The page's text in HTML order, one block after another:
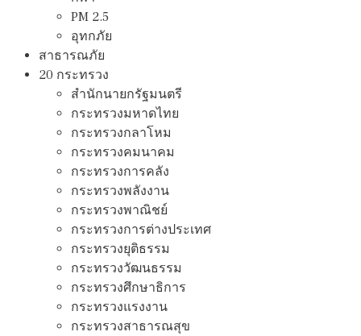
PM 2.5
อุทกภัย
สาธารณภัย
20 กระทรวง
สํานักนายกรัฐมนตรี
กระทรวงมหาดไทย
กระทรวงกลาโหม
กระทรวงคมนาคม
กระทรวงการคลัง
กระทรวงพลังงาน
กระทรวงพาณิชย์
กระทรวงการต่างประเทศ
กระทรวงยุติธรรม
กระทรวงวัฒนธรรม
กระทรวงศึกษาธิการ
กระทรวงแรงงาน
กระทรวงสาธารณสุข